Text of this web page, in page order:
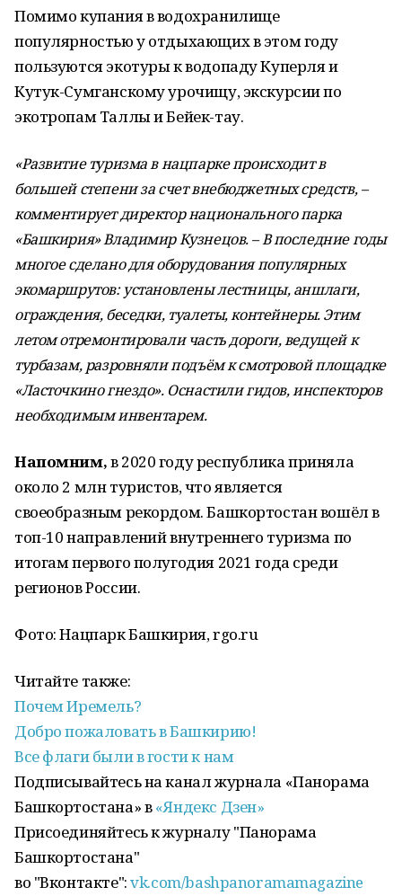
Помимо купания в водохранилище
популярностью у отдыхающих в этом году
пользуются экотуры к водопаду Куперля и
Кутук-Сумганскому урочищу, экскурсии по
экотропам Таллы и Бейек-тау.
«Развитие туризма в нацпарке происходит в
большей степени за счет внебюджетных средств, –
комментирует директор национального парка
«Башкирия» Владимир Кузнецов. – В последние годы
многое сделано для оборудования популярных
экомаршрутов: установлены лестницы, аншлаги,
ограждения, беседки, туалеты, контейнеры. Этим
летом отремонтировали часть дороги, ведущей к
турбазам, разровняли подъём к смотровой площадке
«Ласточкино гнездо». Оснастили гидов, инспекторов
необходимым инвентарем.
Напомним,в 2020 году республика приняла
около 2 млн туристов, что является
своеобразным рекордом. Башкортостан вошёл в
топ-10 направлений внутреннего туризма по
итогам первого полугодия 2021 года среди
регионов России.
Фото: Нацпарк Башкирия, rgo.ru
Читайте также:
Почем Иремель?
Добро пожаловать в Башкирию!
Все флаги были в гости к нам
Подписывайтесь на канал журнала «Панорама
Башкортостана» в«Яндекс Дзен»
Присоединяйтесь к журналу "Панорама
Башкортостана"
во "Вконтакте":vk.com/bashpanoramamagazine